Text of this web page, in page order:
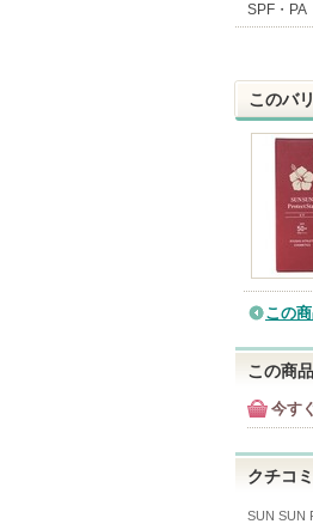
SPF・PA
このバ
この
この商
今す
クチコミ
SUN SUN